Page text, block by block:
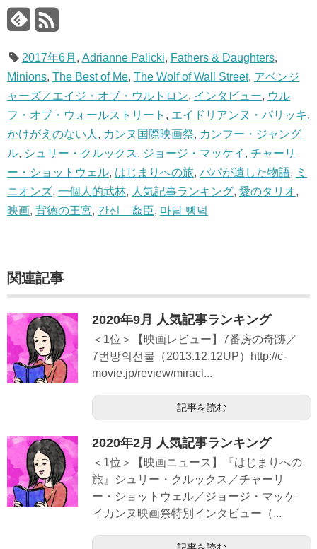
2017年6月 , Adrianne Palicki, Fathers & Daughters,
Minions, The Best of Me, The Wolf of Wall Street, アベンジ
ャーズ／エイジ・オブ・ウルトロン, インタビュー, ウル
フ・オブ・ウォールストリート , エイドリアンヌ・パリッキ,
かけがえのない人 , カンヌ国際映画祭, カンフー・ジャング
ル, シュリー・クルックス, ジョージ・マッケイ , チャーリ
ー・ショットウェル, はじまりへの旅, パパが遺した物語, ミ
ニオンズ, 一個人的武林, 人気記事ランキング, 愛のタリオ,
映画, 背徳の王宮, 간신 姦臣, 마담 뺑덕
関連記事
2020年9月 人気記事ランキング
＜1位＞【映画レビュー】7番房の奇跡／
7번방의선물（2013.12.12UP）http://c-
movie.jp/review/miracl...
記事を読む
2020年2月 人気記事ランキング
＜1位＞【映画ニュース】『はじまりへの
旅』シュリー・クルックス／チャーリ
ー・ショットウェル／ジョージ・マッケ
イカンヌ映画祭特別インタビュー（...